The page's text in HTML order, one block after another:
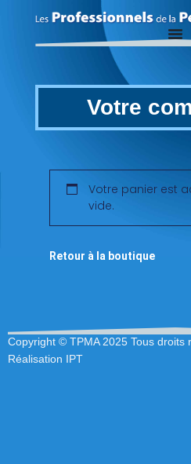
Votre
Votre panier est
vide.
Retour à la boutique
Copyright © TPMA 2025 Tous droits
Réalisation IPT